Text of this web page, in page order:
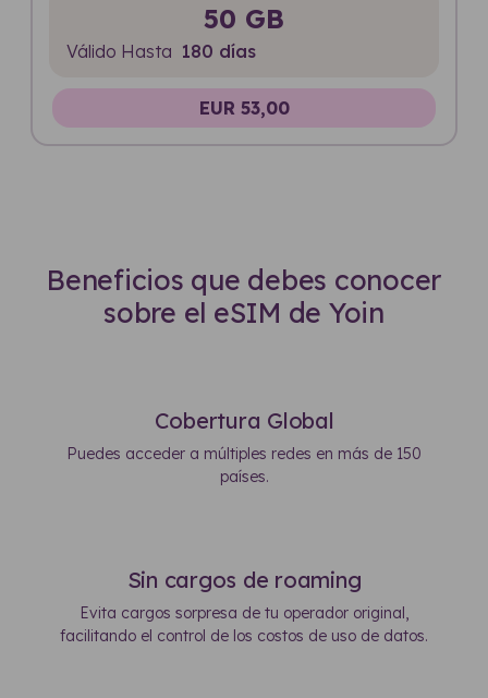
50 GB
Válido Hasta 180 días
EUR 53,00
Beneficios que debes conocer
sobre el eSIM de Yoin
Cobertura Global
Puedes acceder a múltiples redes en más de 150
países.
Sin cargos de roaming
Evita cargos sorpresa de tu operador original,
facilitando el control de los costos de uso de datos.